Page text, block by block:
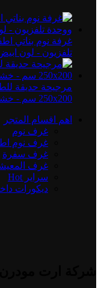
غرفة نوم بناتي
تلفزيون - لون
مرجيحة حديقة
250x200 سم - خشب موسكى
اهم اقسام المتجر
غرف نوم
غرف نوم
غرف سفرة
غرف
سراير Hot
ديكورات